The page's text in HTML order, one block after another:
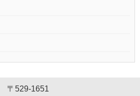
〒529-1651